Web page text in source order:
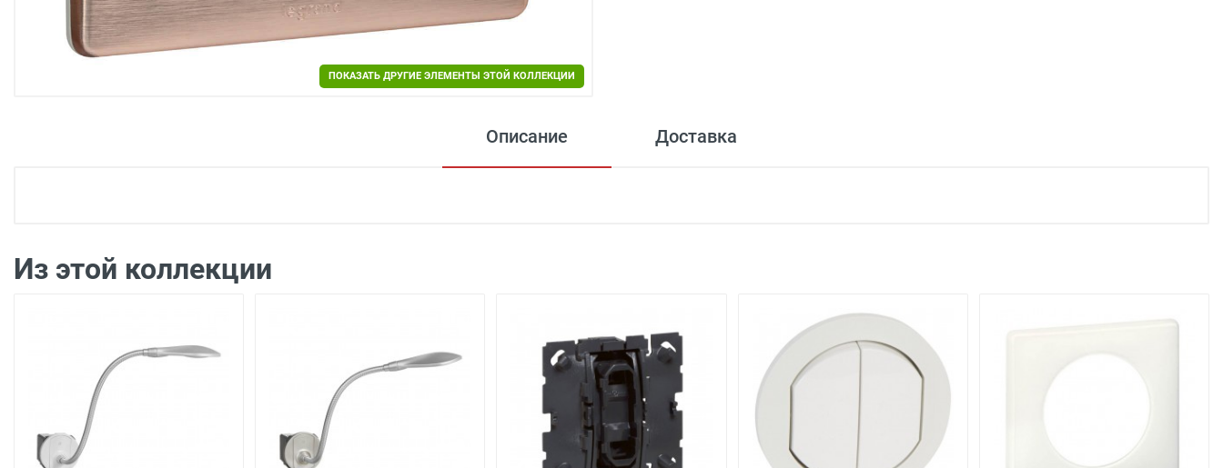
ПОКАЗАТЬ ДРУГИЕ ЭЛЕМЕНТЫ ЭТОЙ КОЛЛЕКЦИИ
Описание Доставка
Доставка г. Калуга 100 рублей (самовывоз из офиса)
Из этой коллекции